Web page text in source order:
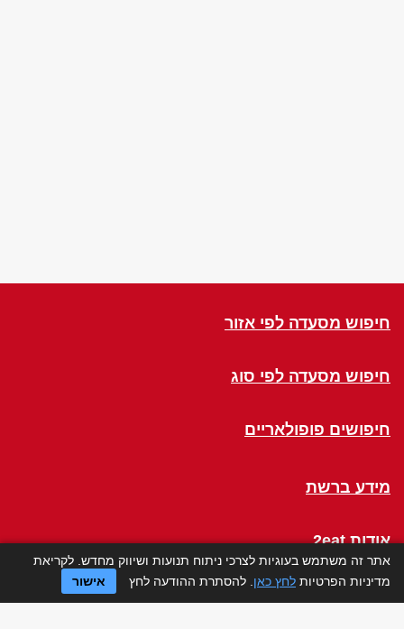
חיפוש מסעדה לפי אזור
חיפוש מסעדה לפי סוג
חיפושים פופולאריים
מידע ברשת
אודות 2eat
Click a Table
אתר זה משתמש בעוגיות לצרכי ניתוח תנועות ושיווק מחדש. לקריאת
מדיניות הפרטיות לחץ כאן . להסתרת ההודעה לחץ אישור